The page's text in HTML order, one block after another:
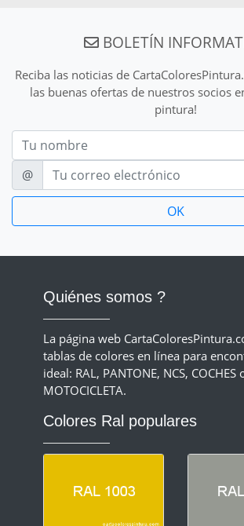
BOLETÍN
Reciba las noticias de
las buenas ofertas de nuestros socios
pintura!
Nom
E-mail
@
Quiénes somos ?
La página web
tablas de colores en línea para
ideal: RAL, PANTONE, NCS, COCHES
MOTOCICLETA.
Colores Ral populares